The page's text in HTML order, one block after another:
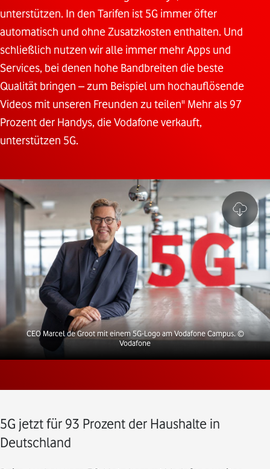
unterstützen. In den Tarifen ist 5G immer öfter
automatisch und ohne Zusatzkosten enthalten. Und
schließlich nutzen wir alle immer mehr Apps und
Services, bei denen hohe Bandbreiten die beste
Qualität bringen – zum Beispiel um hochauflösende
Videos mit unseren Freunden zu teilen" Mehr als 97
Prozent der Handys, die Vodafone verkauft,
unterstützen 5G.
CEO Marcel de Groot mit einem 5G-Logo am Vodafone Campus.©
Vodafone
5G jetzt für 93 Prozent der Haushalte in
Deutschland